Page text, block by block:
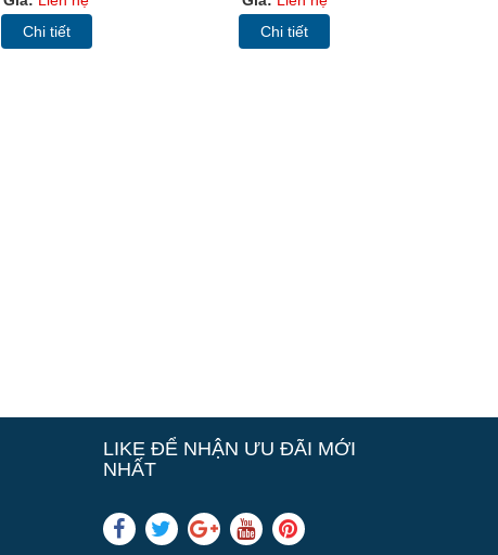
Chi tiết
Chi tiết
LIKE ĐỂ NHẬN ƯU ĐÃI MỚI
NHẤT